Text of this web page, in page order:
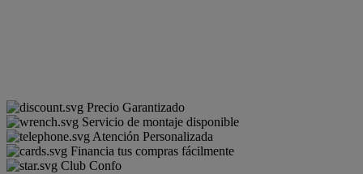
Precio Garantizado
Servicio de montaje disponible
Atención Personalizada
Financia tus compras fácilmente
Club Confo